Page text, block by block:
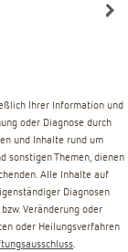
Ihrer Information und
oder Diagnose durch
und Inhalte rund um
sonstigen Themen, dienen
Alle Inhalte auf
Diagnosen
Veränderung oder
oder Heilungsverfahren
.